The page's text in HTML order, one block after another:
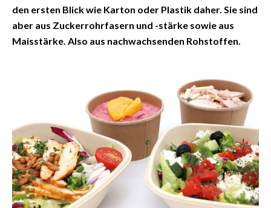
den ersten Blick wie Karton oder Plastik daher. Sie sind
aber aus Zuckerrohrfasern und -stärke sowie aus
Maisstärke. Also aus nachwachsenden Rohstoffen.